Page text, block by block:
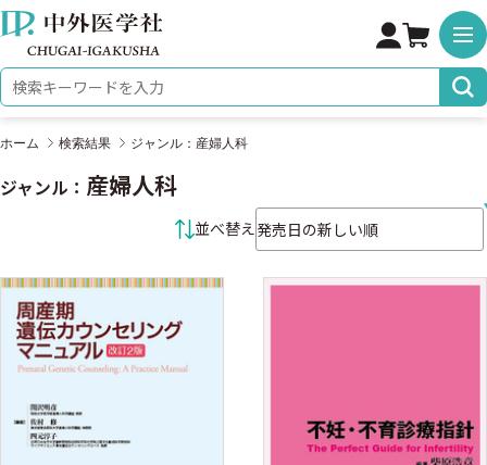
株式会社 中外医学社
検索キーワード
ホーム 検索結果 ジャンル：産婦人科
ジャンル： 産婦人科
並べ替え並べ替え条件